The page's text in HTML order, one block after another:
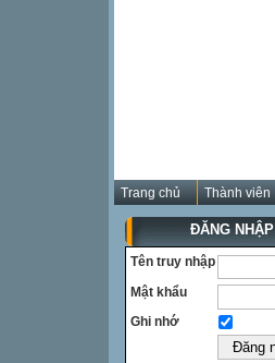
Trang chủ Thành viên
ĐĂNG NHẬP
Tên truy nhập
Mật khẩu
Ghi nhớ